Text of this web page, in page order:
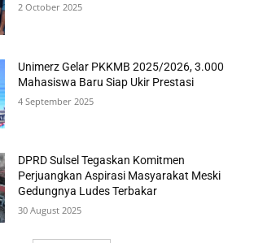
2 October 2025
Unimerz Gelar PKKMB 2025/2026, 3.000
Mahasiswa Baru Siap Ukir Prestasi
4 September 2025
DPRD Sulsel Tegaskan Komitmen
Perjuangkan Aspirasi Masyarakat Meski
Gedungnya Ludes Terbakar
30 August 2025